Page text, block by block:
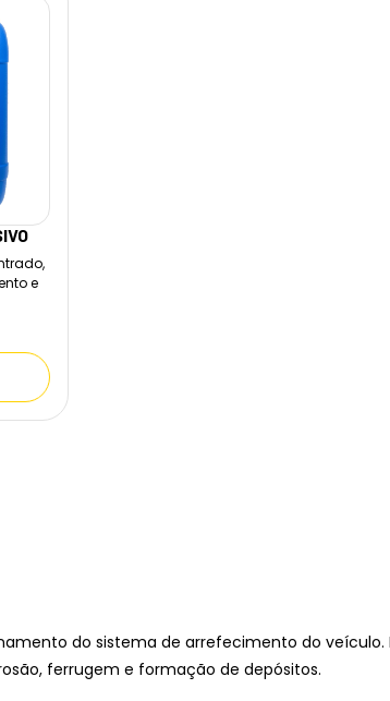
e
do sistema de arrefecimento do
ferrugem e formação de depósitos.